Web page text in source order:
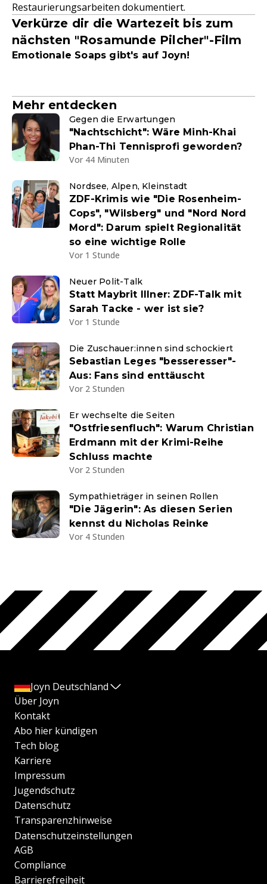
Restaurierungsarbeiten dokumentiert.
Verkürze dir die Wartezeit bis zum
nächsten "Rosamunde Pilcher"-Film
Emotionale Soaps gibt's auf Joyn!
Mehr entdecken
Gegen die Erwartungen
"Nachtschicht": Wäre Minh-Khai
Phan-Thi Tennisprofi geworden?
Vor 44 Minuten
Nordsee, Alpen, Kleinstadt
ZDF-Krimis wie "Die Rosenheim-
Cops", "Wilsberg" und "Nord Nord
Mord": Darum spielt Regionalität
so eine wichtige Rolle
Vor 1 Stunde
Neuer Polit-Talk
Statt Maybrit Illner: ZDF-Talk mit
Sarah Tacke - wer ist sie?
Vor 1 Stunde
Die Zuschauer:innen sind schockiert
Sebastian Leges "besseresser"-
Aus: Fans sind enttäuscht
Vor 2 Stunden
Er wechselte die Seiten
"Ostfriesenfluch": Warum Christian
Erdmann mit der Krimi-Reihe
Schluss machte
Vor 2 Stunden
Sympathieträger in seinen Rollen
"Die Jägerin": As diesen Serien
kennst du Nicholas Reinke
Vor 4 Stunden
Joyn Deutschland
Über Joyn
Kontakt
Abo hier kündigen
Tech blog
Karriere
Impressum
Jugendschutz
Datenschutz
Transparenzhinweise
Datenschutzeinstellungen
AGB
Compliance
Barrierefreiheit